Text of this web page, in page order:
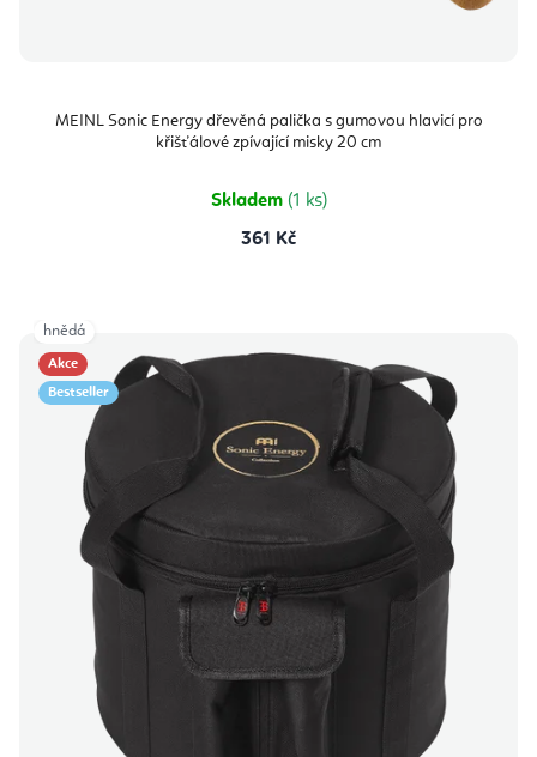
MEINL Sonic Energy dřevěná palička s gumovou hlavicí pro
křišťálové zpívající misky 20 cm
Skladem (1 ks)
361 Kč
Akce
Bestseller
hnědá